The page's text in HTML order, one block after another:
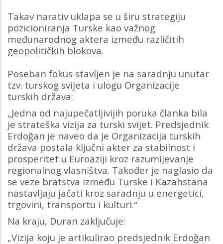
Takav narativ uklapa se u širu strategiju
pozicioniranja Turske kao važnog
međunarodnog aktera između različitih
geopolitičkih blokova.
Poseban fokus stavljen je na saradnju unutar
tzv. turskog svijeta i ulogu Organizacije
turskih država:
„Jedna od najupečatljivijih poruka članka bila
je strateška vizija za turski svijet. Predsjednik
Erdoğan je naveo da je Organizacija turskih
država postala ključni akter za stabilnost i
prosperitet u Euroaziji kroz razumijevanje
regionalnog vlasništva. Također je naglasio da
se veze bratstva između Turske i Kazahstana
nastavljaju jačati kroz saradnju u energetici,
trgovini, transportu i kulturi.“
Na kraju, Duran zaključuje:
„Vizija koju je artikulirao predsjednik Erdoğan